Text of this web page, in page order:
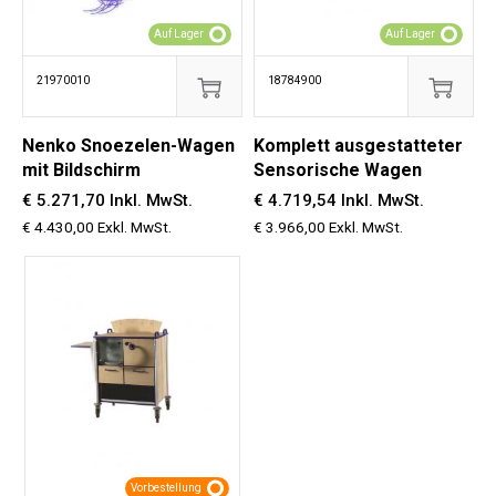
21970010
Auf Lager
Nenko Snoezelen-Wagen
mit Bildschirm
€ 5.271,70 Inkl. MwSt.
€ 4.430,00 Exkl. MwSt.
18784900
Auf Lager
Komplett ausgestatteter
Sensorische Wagen
€ 4.719,54 Inkl. MwSt.
€ 3.966,00 Exkl. MwSt.
Vorbestellung